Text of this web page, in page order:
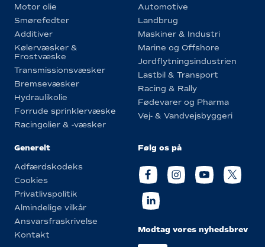
Motor olie
Smørefedter
Additiver
Kølervæsker &
Frostvæske
Transmissionsvæsker
Bremsevæsker
Hydraulikolie
Forrude sprinklervæske
Racingolier & -væsker
Automotive
Landbrug
Maskiner & Industri
Marine og Offshore
Jordflytningsindustrien
Lastbil & Transport
Racing & Rally
Fødevarer og Pharma
Vej- & Vandvejsbyggeri
Generelt
Adfærdskodeks
Cookies
Privatlivspolitik
Almindelige vilkår
Ansvarsfraskrivelse
Kontakt
Følg os på
Modtag vores nyhedsbrev